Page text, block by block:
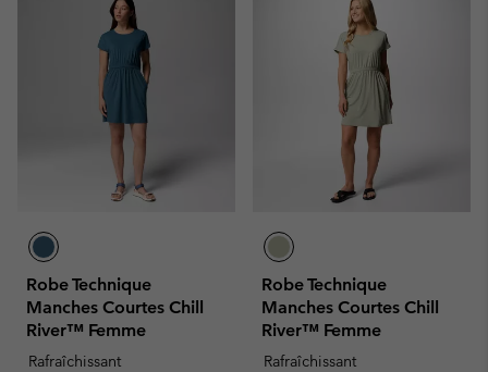
Robe Technique
Manches Courtes Chill
River™ Femme
Rafraîchissant
Robe Technique
Manches Courtes Chill
River™ Femme
Rafraîchissant